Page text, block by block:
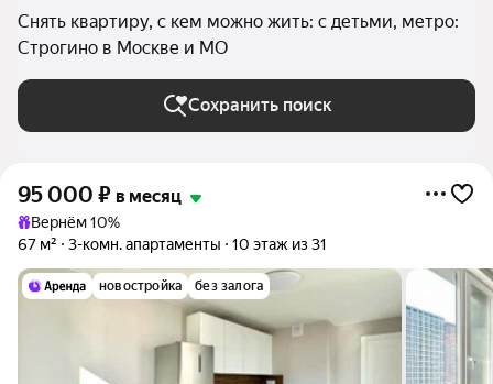
Снять квартиру, с кем можно жить: с детьми, метро:
Строгино в Москве и МО
Сохранить поиск
95 000 ₽ в месяц
Вернём 10%
67 м²
3-комн. апартаменты 10 этаж из 31
новостройка без залога